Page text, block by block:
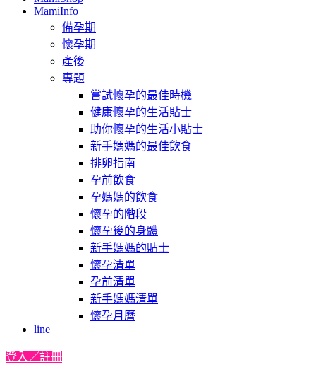
MamiInfo
備孕期
懷孕期
產後
專題
嘗試懷孕的最佳時機
健康懷孕的生活貼士
助你懷孕的生活小貼士
新手媽媽的最佳飲食
排卵指南
孕前飲食
孕媽媽的飲食
懷孕的階段
懷孕後的身體
新手媽媽的貼士
懷孕清單
孕前清單
新手媽媽清單
懷孕月曆
line
登入／註冊